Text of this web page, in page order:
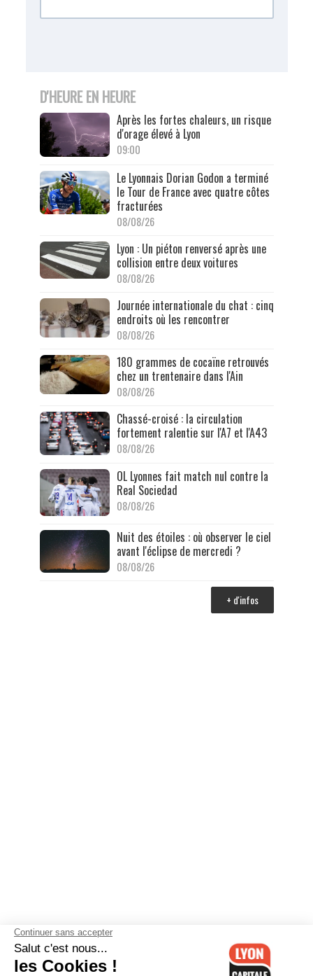
D'HEURE EN HEURE
Après les fortes chaleurs, un risque
d'orage élevé à Lyon
09:00
Le Lyonnais Dorian Godon a terminé
le Tour de France avec quatre côtes
fracturées
08/08/26
Lyon : Un piéton renversé après une
collision entre deux voitures
08/08/26
Journée internationale du chat : cinq
endroits où les rencontrer
08/08/26
180 grammes de cocaïne retrouvés
chez un trentenaire dans l'Ain
08/08/26
Chassé-croisé : la circulation
fortement ralentie sur l'A7 et l'A43
08/08/26
OL Lyonnes fait match nul contre la
Real Sociedad
08/08/26
Nuit des étoiles : où observer le ciel
avant l'éclipse de mercredi ?
08/08/26
+ d'infos